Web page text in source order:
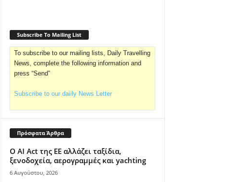
Subscribe To Mailing List
To subscribe to our mailing lists, Daily Travelling
News, complete the following information and
press “Send”
Subscribe to our daiily News Letter
Πρόσφατα Άρθρα
Ο AI Act της ΕΕ αλλάζει ταξίδια,
ξενοδοχεία, αερογραμμές και yachting
6 Αυγούστου, 2026